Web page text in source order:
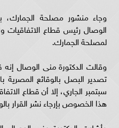
وجاء منشور مصلحة الجمارك،
الوصال رئيس قطاع الاتفاقيات
لمصلحة الجمارك.
وقالت الدكتورة منى الوصال
سبتمبر الجاري، إلا أن قطاع
هذا الخصوص بإرجاء نشر القرار